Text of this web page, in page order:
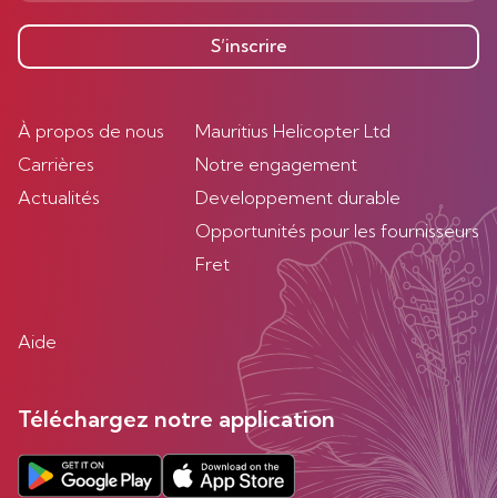
S’inscrire
À propos de nous
Carrières
Actualités
Mauritius Helicopter Ltd
Notre engagement
Developpement durable
Opportunités pour les fournisseurs
Fret
Aide
Téléchargez notre application